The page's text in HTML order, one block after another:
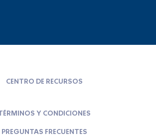
CENTRO DE RECURSOS
Y CONDICIONES
PREGUNTAS FRECUENTES